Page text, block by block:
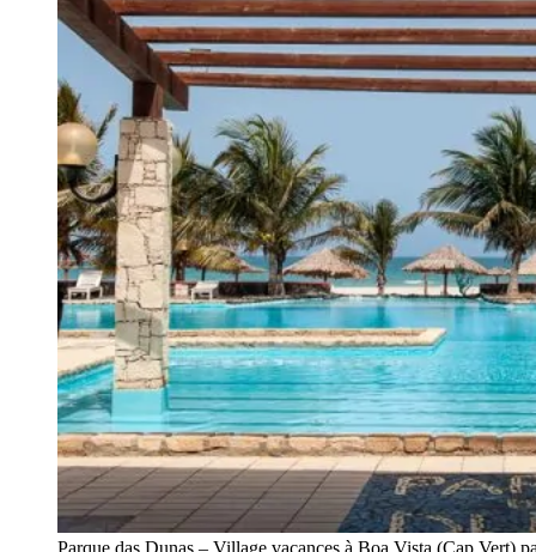
Parque das Dunas – Village vacances à Boa Vista (Cap Vert)